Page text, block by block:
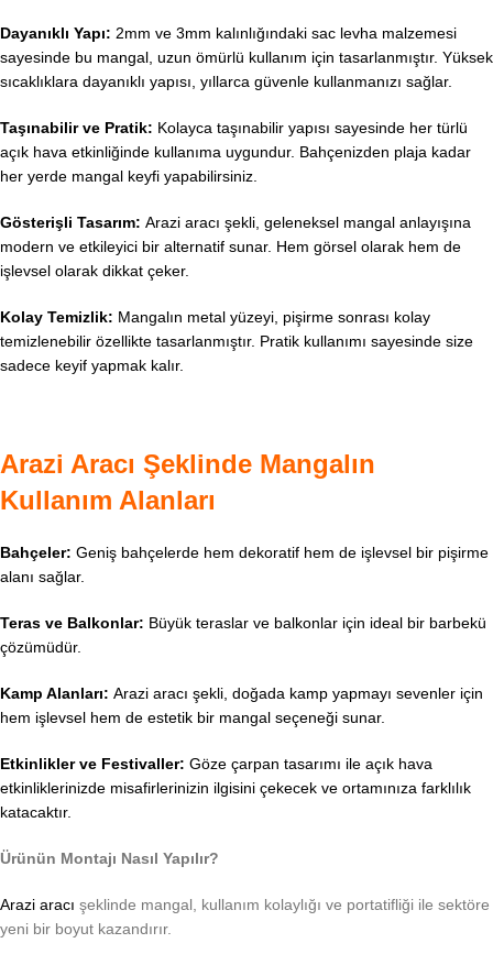
Dayanıklı Yapı: 2mm ve 3mm kalınlığındaki sac levha malzemesi
sayesinde bu mangal, uzun ömürlü kullanım için tasarlanmıştır. Yüksek
sıcaklıklara dayanıklı yapısı, yıllarca güvenle kullanmanızı sağlar.
Taşınabilir ve Pratik: Kolayca taşınabilir yapısı sayesinde her türlü
açık hava etkinliğinde kullanıma uygundur. Bahçenizden plaja kadar
her yerde mangal keyfi yapabilirsiniz.
Gösterişli Tasarım: Arazi aracı şekli, geleneksel mangal anlayışına
modern ve etkileyici bir alternatif sunar. Hem görsel olarak hem de
işlevsel olarak dikkat çeker.
Kolay Temizlik: Mangalın metal yüzeyi, pişirme sonrası kolay
temizlenebilir özellikte tasarlanmıştır. Pratik kullanımı sayesinde size
sadece keyif yapmak kalır.
Arazi Aracı Şeklinde Mangalın
Kullanım Alanları
Bahçeler: Geniş bahçelerde hem dekoratif hem de işlevsel bir pişirme
alanı sağlar.
Teras ve Balkonlar: Büyük teraslar ve balkonlar için ideal bir barbekü
çözümüdür.
Kamp Alanları: Arazi aracı şekli, doğada kamp yapmayı sevenler için
hem işlevsel hem de estetik bir mangal seçeneği sunar.
Etkinlikler ve Festivaller: Göze çarpan tasarımı ile açık hava
etkinliklerinizde misafirlerinizin ilgisini çekecek ve ortamınıza farklılık
katacaktır.
Ürünün Montajı Nasıl Yapılır?
Arazi aracı şeklinde mangal, kullanım kolaylığı ve portatifliği ile sektöre
yeni bir boyut kazandırır.